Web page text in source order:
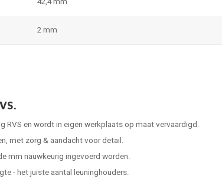
2 mm
RVS en wordt in eigen werkplaats op maat vervaardigd.
met zorg & aandacht voor detail.
mm nauwkeurig ingevoerd worden.
- het juiste aantal leuninghouders.